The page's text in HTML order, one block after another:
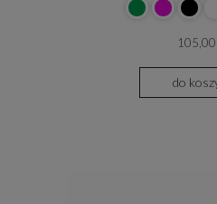
105,00
do